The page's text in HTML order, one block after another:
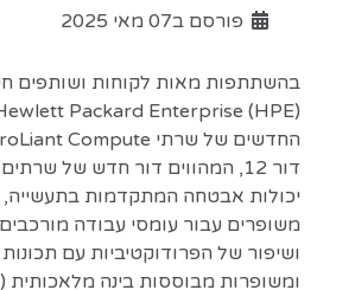
פורסם ב07 מאי 2025
בהשתתפות מאות לקוחות ושותפים
דור 12, המהווים דור חדש של
יכולות אבטחה המתקדמות בתעשייה,
משופרים עבור עומסי עבודה
ושיפור של הפרודוקטיביות עם
ומשופרות מבוססות בינה מלאכותית (AI).